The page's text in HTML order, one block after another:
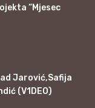
“Mjesec
Jarović,Safija
(V1DEO)